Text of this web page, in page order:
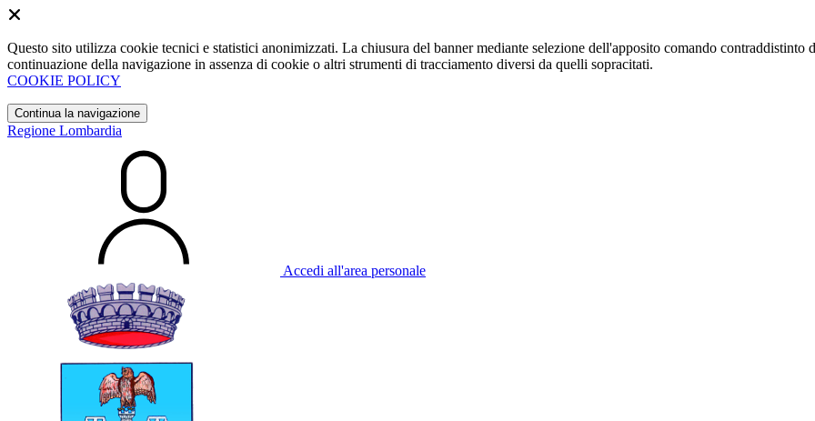
Questo sito utilizza cookie tecnici e statistici anonimizzati. La chiusura del banner mediante selezione dell'apposito comando
continuazione della navigazione in assenza di cookie o altri strumenti di tracciamento diversi da quelli sopracitati.
COOKIE POLICY
Continua la navigazione
Regione Lombardia
Accedi all'area personale